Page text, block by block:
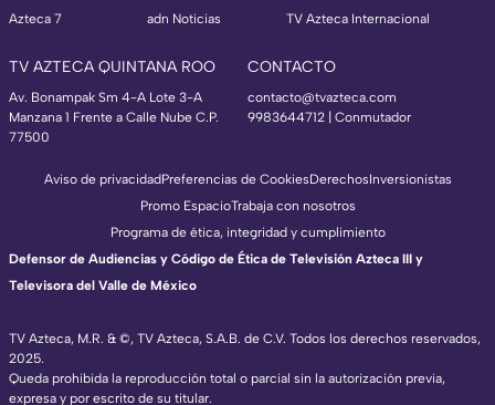
Azteca 7
adn Noticias
TV Azteca Internacional
TV AZTECA QUINTANA ROO
Av. Bonampak Sm 4-A Lote 3-A
Manzana 1 Frente a Calle Nube C.P.
77500
CONTACTO
contacto@tvazteca.com
9983644712 | Conmutador
TV Azteca, M.R. & ©, TV Azteca, S.A.B. de C.V. Todos los derechos reservados,
2025.
Queda prohibida la reproducción total o parcial sin la autorización previa,
expresa y por escrito de su titular.
Aviso de privacidadPreferencias de CookiesDerechosInversionistas
Promo EspacioTrabaja con nosotros
Programa de ética, integridad y cumplimiento
Defensor de Audiencias y Código de Ética de Televisión Azteca III y
Televisora del Valle de México